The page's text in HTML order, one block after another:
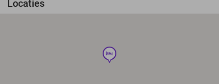
Locaties
hotel